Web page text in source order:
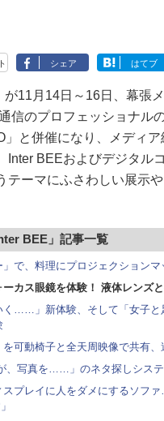
シェア はてブ
11月14日～16日、幕張
信のプロフェッショナル
」と併催になり、メディ
Inter BEEおよびデジタル
テーマにふさわしい展示
BEE」記事一覧
」で、料理にプロジェクションマ
カス眼鏡を体験！ 液体レンズ
く……」新体験、そして「女子
を可動椅子と全天周映像で共有
、写真を……」のネタ探しシス
スプレイに人をダメにするソフ